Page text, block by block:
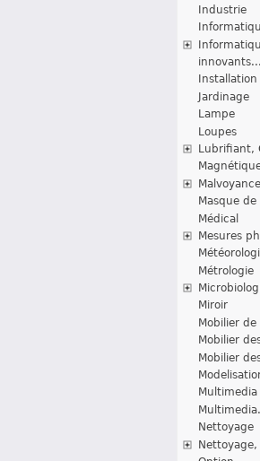
Industrie
innovants...
Installation
Jardinage
Lampe
Loupes
Lubrifiant,
Malvoyance
Masque
Médical
Mesures
Métrologie
Miroir
Mobilier
Mobilier
Mobilier
Multimedia
Nettoyage
Nettoyage,